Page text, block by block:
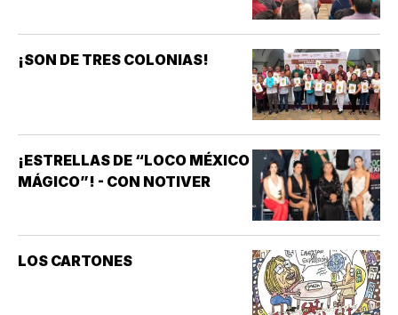
¡SON DE TRES COLONIAS!
¡ESTRELLAS DE “LOCO MÉXICO
MÁGICO”! - CON NOTIVER
LOS CARTONES